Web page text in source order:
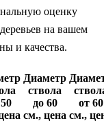
оценку
на вашем
и качества.
Диаметр
ствола
до 60
см., цена
от 60
см.,